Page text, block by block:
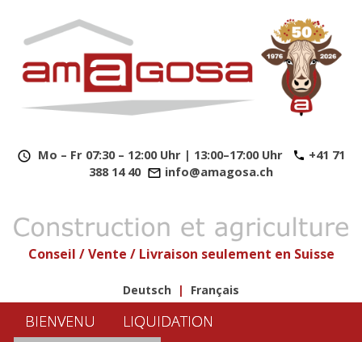
Mo – Fr 07:30 – 12:00 Uhr | 13:00–17:00 Uhr
+41 71
388 14 40
info@amagosa.ch
Conseil / Vente / Livraison seulement en Suisse
Deutsch | Français
BIENVENU
LIQUIDATION